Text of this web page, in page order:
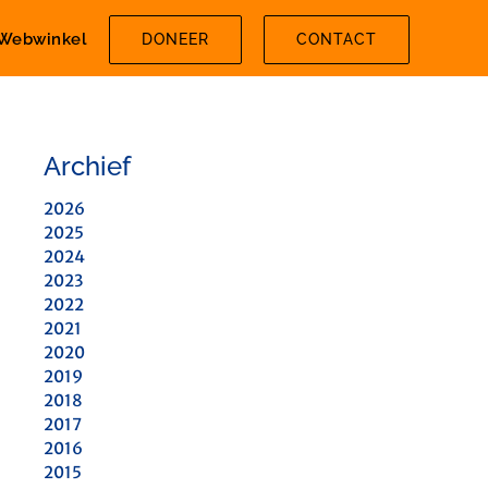
DONEER CONTACT
Archief
2026
2025
2024
2023
2022
2021
2020
2019
2018
2017
2016
2015